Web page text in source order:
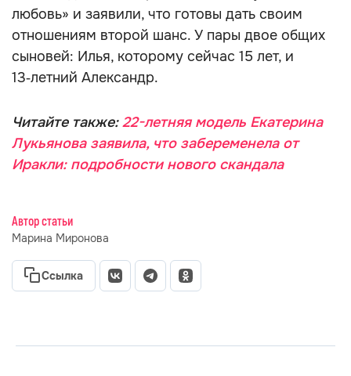
любовь» и заявили, что готовы дать своим
отношениям второй шанс. У пары двое общих
сыновей: Илья, которому сейчас 15 лет, и
13‑летний Александр.
Читайте также:22-летняя модель Екатерина
Лукьянова заявила, что забеременела от
Иракли: подробности нового скандала
Автор статьи
Марина Миронова
Ссылка